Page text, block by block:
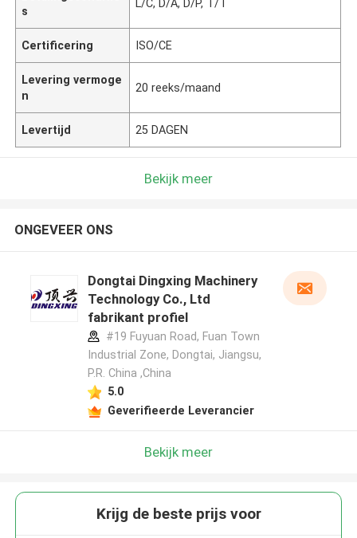
s
L/C, D/A, D/P, T/T
Certificering ISO/CE
Levering vermoge
n
20 reeks/maand
Levertijd 25 DAGEN
Bekijk meer
ONGEVEER ONS
Dongtai Dingxing Machinery
Technology Co., Ltd
fabrikant profiel
#19 Fuyuan Road, Fuan Town
Industrial Zone, Dongtai, Jiangsu,
P.R. China ,China
5.0
Geverifieerde Leverancier
Bekijk meer
Krijg de beste prijs voor